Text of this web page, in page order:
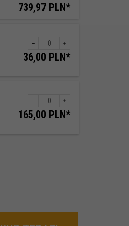
dla
739,97 PLN*
dla
36,00 PLN*
dla
165,00 PLN*